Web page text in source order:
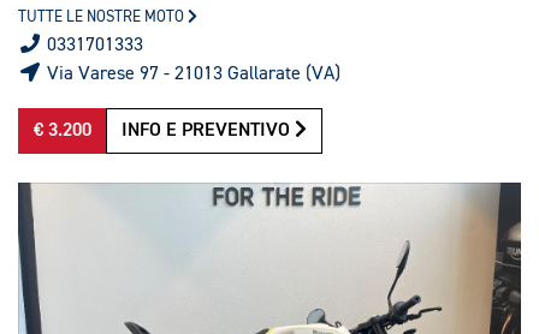
TUTTE LE NOSTRE MOTO
0331701333
Via Varese 97 - 21013 Gallarate (VA)
€ 3.200 INFO E PREVENTIVO